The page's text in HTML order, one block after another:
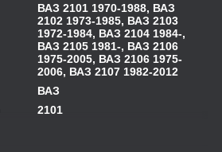
ВАЗ 2101 1970-1988, ВАЗ
2102 1973-1985, ВАЗ 2103
1972-1984, ВАЗ 2104 1984-,
ВАЗ 2105 1981-, ВАЗ 2106
1975-2005, ВАЗ 2106 1975-
2006, ВАЗ 2107 1982-2012
ВАЗ
2101